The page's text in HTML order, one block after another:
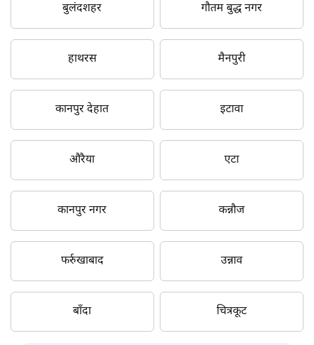
बुलंदशहर गौतम बुद्ध नगर
हाथरस मैनपुरी
कानपुर देहात इटावा
औरैया एटा
कानपुर नगर कन्नौज
फर्रुखाबाद उन्नाव
बाँदा चित्रकूट